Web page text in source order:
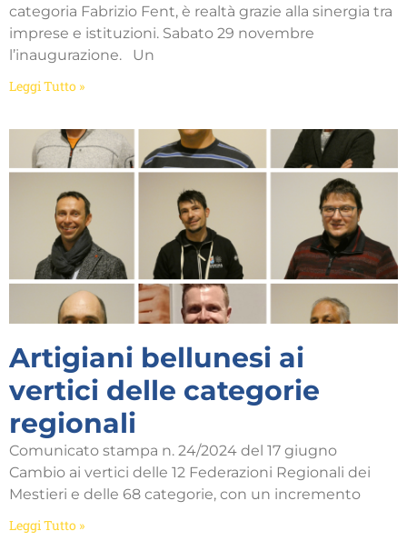
categoria Fabrizio Fent, è realtà grazie alla sinergia tra
imprese e istituzioni. Sabato 29 novembre
l’inaugurazione. Un
Leggi Tutto »
Artigiani bellunesi ai
vertici delle categorie
regionali
Comunicato stampa n. 24/2024 del 17 giugno
Cambio ai vertici delle 12 Federazioni Regionali dei
Mestieri e delle 68 categorie, con un incremento
Leggi Tutto »